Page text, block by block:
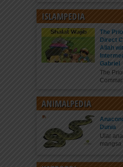
ISLAMPEDIA
The
Direct
Allah
Gabriel
The
ANIMALPEDIA
Dunia
Ular
mangsa